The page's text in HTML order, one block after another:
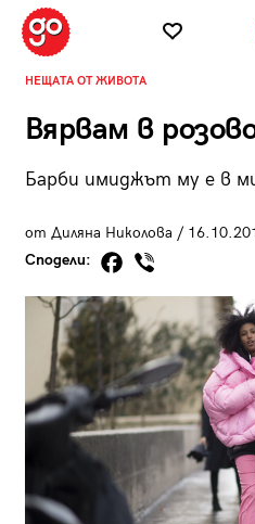
НЕЩАТА ОТ ЖИВОТА
Вярвам в
Барби имиджът му е в
от Диляна Николова /
Сподели: